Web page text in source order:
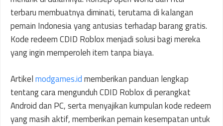
terbaru membuatnya diminati, terutama di kalangan
pemain Indonesia yang antusias terhadap barang gratis.
Kode redeem CDID Roblox menjadi solusi bagi mereka
yang ingin memperoleh item tanpa biaya.
Artikelmodgames.idmemberikan panduan lengkap
tentang cara mengunduh CDID Roblox di perangkat
Android dan PC, serta menyajikan kumpulan kode redeem
yang masih aktif, memberikan pemain kesempatan untuk